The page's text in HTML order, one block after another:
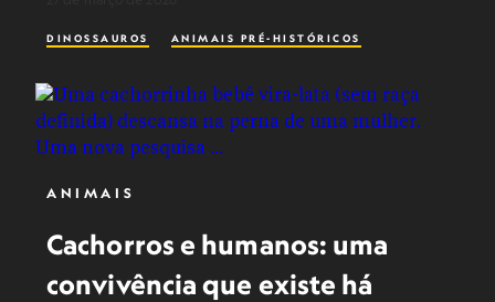
DINOSSAUROS ANIMAIS PRÉ-HISTÓRICOS
ANIMAIS
Cachorros e humanos: uma
convivência que existe há